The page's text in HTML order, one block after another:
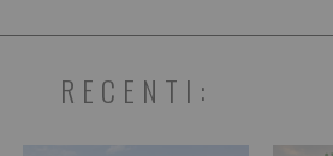
RECENTI: